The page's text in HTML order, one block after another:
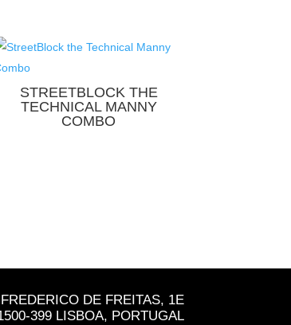
STREETBLOCK THE
TECHNICAL MANNY
COMBO
DE FREITAS, 1E
399 LISBOA, PORTUGAL